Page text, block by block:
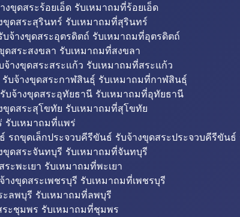
งขุดสระร้อยเอ็ด รับเหมาถมที่ร้อยเอ็ด
ขุดสระสุรินทร์ รับเหมาถมที่สุรินทร์
จ้างขุดสระอุตรดิตถ์ รับเหมาถมที่อุตรดิตถ์
ดสระสงขลา รับเหมาถมที่สงขลา
างขุดสระสระแก้ว รับเหมาถมที่สระแก้ว
บจ้างขุดสระกาฬสินธุ์ รับเหมาถมที่กาฬสินธุ์
บจ้างขุดสระอุทัยธานี รับเหมาถมที่อุทัยธานี
ขุดสระสุโขทัย รับเหมาถมที่สุโขทัย
รับเหมาถมที่แพร่
ถขุดเล็กประจวบคีรีขันธ์ รับจ้างขุดสระประจวบคีรีขัน
ขุดสระจันทบุรี รับเหมาถมที่จันทบุรี
ะพะเยา รับเหมาถมที่พะเยา
งขุดสระเพชรบุรี รับเหมาถมที่เพชรบุรี
ลพบุรี รับเหมาถมที่ลพบุรี
ะชุมพร รับเหมาถมที่ชุมพร